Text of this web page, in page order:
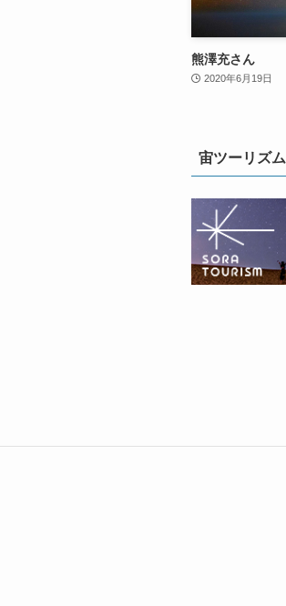
熊澤充さん
2020年6月19日
宙ツーリズム